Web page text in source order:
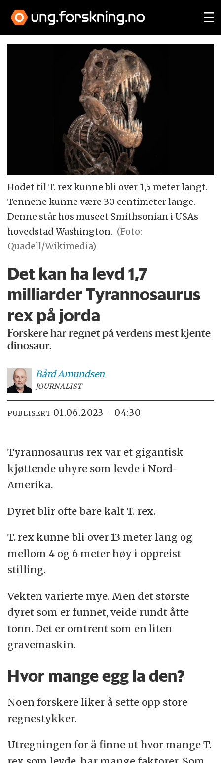
Hodet til T. rex kunne bli over 1,5 meter langt.
Tennene kunne være 30 centimeter lange.
Denne står hos museet Smithsonian i USAs
hovedstad Washington. (Foto:
Quadell/Wikimedia)
Det kan ha levd 1,7
milliarder Tyrannosaurus
rex på jorda
Forskere har regnet på verdens mest kjente
dinosaur.
BårdAmundsen
JOURNALIST
PUBLISERT 01.06.2023 - 04:30
Tyrannosaurus rex var et gigantisk
kjøttende uhyre som levde i Nord-
Amerika.
Dyret blir ofte bare kalt T. rex.
T. rex kunne bli over 13 meter lang og
mellom 4 og 6 meter høy i oppreist
stilling.
Vekten varierte mye. Men det største
dyret som er funnet, veide rundt åtte
tonn. Det er omtrent som en liten
gravemaskin.
Hvor mange egg la den?
Noen forskere liker å sette opp store
regnestykker.
Utregningen for å finne ut hvor mange T.